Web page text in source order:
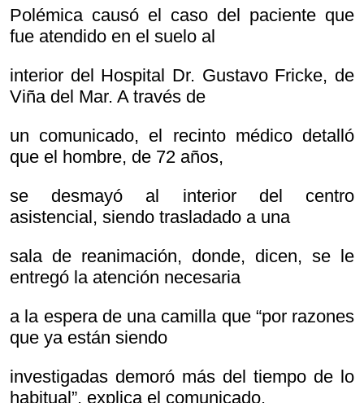
Polémica causó el caso del paciente que
fue atendido en el suelo al
interior del Hospital Dr. Gustavo Fricke, de
Viña del Mar. A través de
un comunicado, el recinto médico detalló
que el hombre, de 72 años,
se desmayó al interior del centro
asistencial, siendo trasladado a una
sala de reanimación, donde, dicen, se le
entregó la atención necesaria
a la espera de una camilla que “por razones
que ya están siendo
investigadas demoró más del tiempo de lo
habitual”, explica el comunicado.